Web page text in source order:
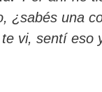
¿sabés una
vi, sentí eso